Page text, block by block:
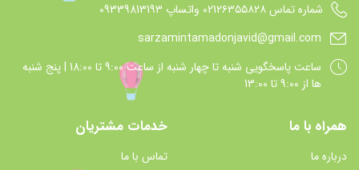
شماره تماس 021۲۶۳۵۵۸۲۸ واتساپ 09339813193
sarzamintamadonjavid@gmail.com
ساعت پاسخگويي شنبه تا چهار شنبه از ساعت 9:00 تا 18:00 | پنج شنبه
ها از 9:00 تا 13:00
همراه با ما
درباره ما
خدمات مشتریان
تماس با ما